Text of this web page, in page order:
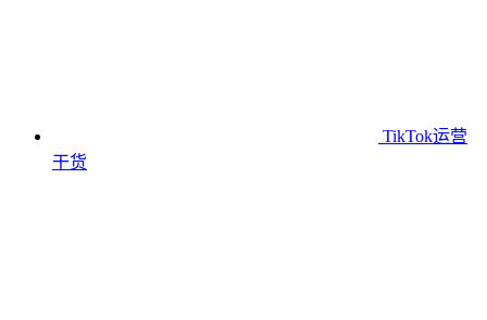
TikTok运营
干货